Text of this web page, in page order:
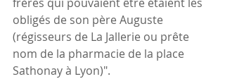
obligés de son père Auguste
(régisseurs de La Jallerie ou prête
nom de la pharmacie de la place
Sathonay à Lyon)".